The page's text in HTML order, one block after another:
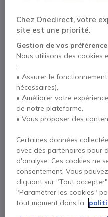
EPOS
Réf. produit: SEHZP34 // Réf.
Paire de coussinets
11,95 € HT 14,34 € TTC
DEVIS
Épuisé
61 produits en stock
Passer au début de la Galerie
Chez Onedirect, votre
site est une priorité.
Gestion de vos
Nous utilisons des cookies
:
• Assurer le
nécessaires),
• Améliorer votre
de notre plateforme,
• Vous proposer des
Certaines données
avec des partenaires pour
d'analyse. Ces cookies ne
consentement. Vous
cliquant sur "Tout
"Paramétrer les cookies"
tout moment dans la